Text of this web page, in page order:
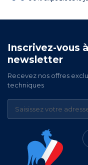
Inscrivez-vous
newsletter
Recevez nos offres
techniques